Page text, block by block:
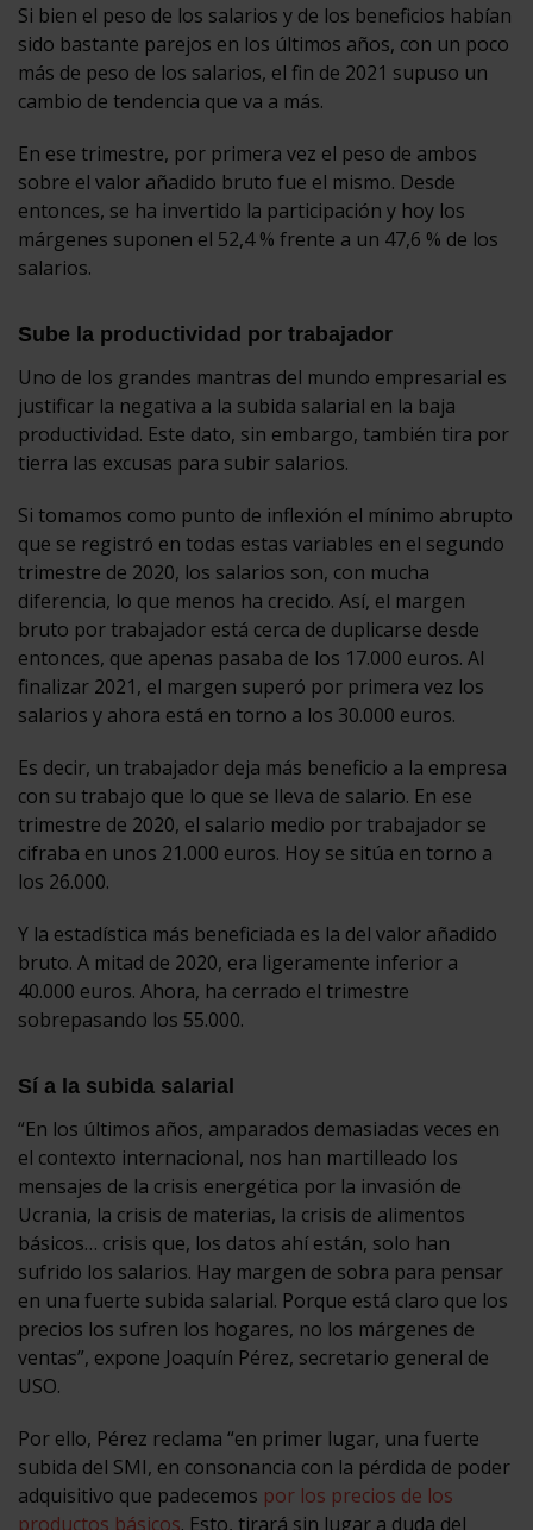
Si bien el peso de los salarios y de los beneficios habían
sido bastante parejos en los últimos años, con un poco
más de peso de los salarios, el fin de 2021 supuso un
cambio de tendencia que va a más.
En ese trimestre, por primera vez el peso de ambos
sobre el valor añadido bruto fue el mismo. Desde
entonces, se ha invertido la participación y hoy los
márgenes suponen el 52,4 % frente a un 47,6 % de los
salarios.
Sube la productividad por trabajador
Uno de los grandes mantras del mundo empresarial es
justificar la negativa a la subida salarial en la baja
productividad. Este dato, sin embargo, también tira por
tierra las excusas para subir salarios.
Si tomamos como punto de inflexión el mínimo abrupto
que se registró en todas estas variables en el segundo
trimestre de 2020, los salarios son, con mucha
diferencia, lo que menos ha crecido. Así, el margen
bruto por trabajador está cerca de duplicarse desde
entonces, que apenas pasaba de los 17.000 euros. Al
finalizar 2021, el margen superó por primera vez los
salarios y ahora está en torno a los 30.000 euros.
Es decir, un trabajador deja más beneficio a la empresa
con su trabajo que lo que se lleva de salario. En ese
trimestre de 2020, el salario medio por trabajador se
cifraba en unos 21.000 euros. Hoy se sitúa en torno a
los 26.000.
Y la estadística más beneficiada es la del valor añadido
bruto. A mitad de 2020, era ligeramente inferior a
40.000 euros. Ahora, ha cerrado el trimestre
sobrepasando los 55.000.
Sí a la subida salarial
“En los últimos años, amparados demasiadas veces en
el contexto internacional, nos han martilleado los
mensajes de la crisis energética por la invasión de
Ucrania, la crisis de materias, la crisis de alimentos
básicos… crisis que, los datos ahí están, solo han
sufrido los salarios. Hay margen de sobra para pensar
en una fuerte subida salarial. Porque está claro que los
precios los sufren los hogares, no los márgenes de
ventas”, expone Joaquín Pérez, secretario general de
USO.
Por ello, Pérez reclama “en primer lugar, una fuerte
subida del SMI, en consonancia con la pérdida de poder
adquisitivo que padecemos por los precios de los
productos básicos. Esto, tirará sin lugar a duda del